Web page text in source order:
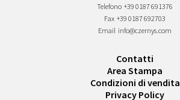
Telefono +39 0187 691376
Fax +39 0187 692703
Email info@czernys.com
Contatti
Area Stampa
Condizioni di vendita
Privacy Policy